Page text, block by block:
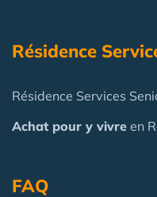
Résidence
Résidence Services
Achat pour y vivre en
FAQ